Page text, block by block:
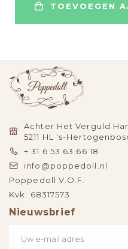
TOEVOEGEN
Achter Het Verguld
5211 HL 's-
+ 31 6 53 63 66 18
info@poppedoll.nl
Poppedoll V.O.F.
Kvk: 68317573
Nieuwsbrief